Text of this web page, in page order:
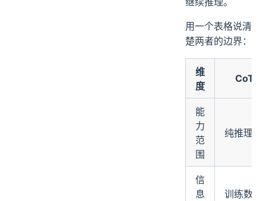
用一个表格说清
楚两者的边界：
维
度
CoT
能
力
范
围
纯推理
信
息
训练数据